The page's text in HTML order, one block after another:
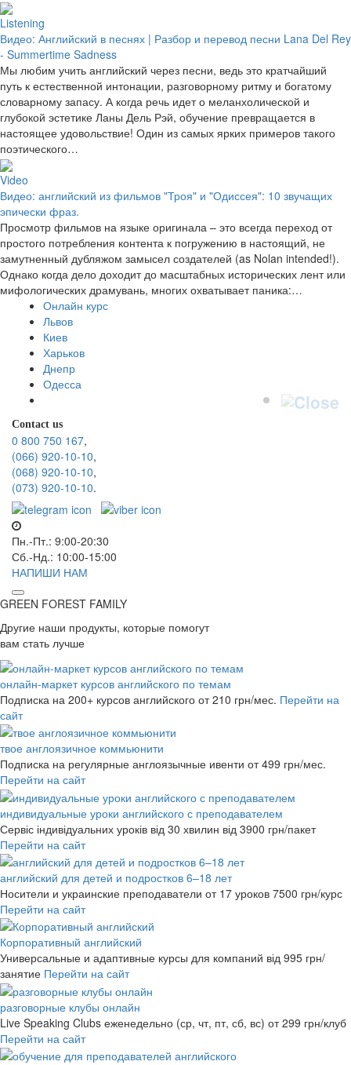
Listening
Видео: Английский в песнях | Разбор и перевод песни Lana Del Rey
- Summertime Sadness
Мы любим учить английский через песни, ведь это кратчайший
путь к естественной интонации, разговорному ритму и богатому
словарному запасу. А когда речь идет о меланхолической и
глубокой эстетике Ланы Дель Рэй, обучение превращается в
настоящее удовольствие! Один из самых ярких примеров такого
поэтического…
Video
Видео: английский из фильмов "Троя" и "Одиссея": 10 звучащих
эпически фраз.
Просмотр фильмов на языке оригинала – это всегда переход от
простого потребления контента к погружению в настоящий, не
замутненный дубляжом замысел создателей (as Nolan intended!).
Однако когда дело доходит до масштабных исторических лент или
мифологических драмувань, многих охватывает паника:…
Онлайн курс
Львов
Киев
Харьков
Днепр
Одесса
Contact us
0 800 750 167,
(066) 920-10-10,
(068) 920-10-10,
(073) 920-10-10.
Пн.-Пт.: 9:00-20:30
Сб.-Нд.: 10:00-15:00
НАПИШИ НАМ
GREEN FOREST FAMILY
Другие наши продукты, которые помогут
вам стать лучше
онлайн-маркет курсов английского по темам
Подписка на 200+ курсов английского от 210 грн/мес. Перейти на
сайт
твое англоязичное коммьюнити
Подписка на регулярные англоязычные ивенти от 499 грн/мес.
Перейти на сайт
индивидуальные уроки английского с преподавателем
Сервіс індивідуальних уроків від 30 хвилин від 3900 грн/пакет
Перейти на сайт
английский для детей и подростков 6–18 лет
Носители и украинские преподаватели от 17 уроков 7500 грн/курс
Перейти на сайт
Корпоративный английский
Универсальные и адаптивные курсы для компаний від 995 грн/
занятие Перейти на сайт
разговорные клубы онлайн
Live Speaking Clubs еженедельно (ср, чт, пт, сб, вс) от 299 грн/клуб
Перейти на сайт